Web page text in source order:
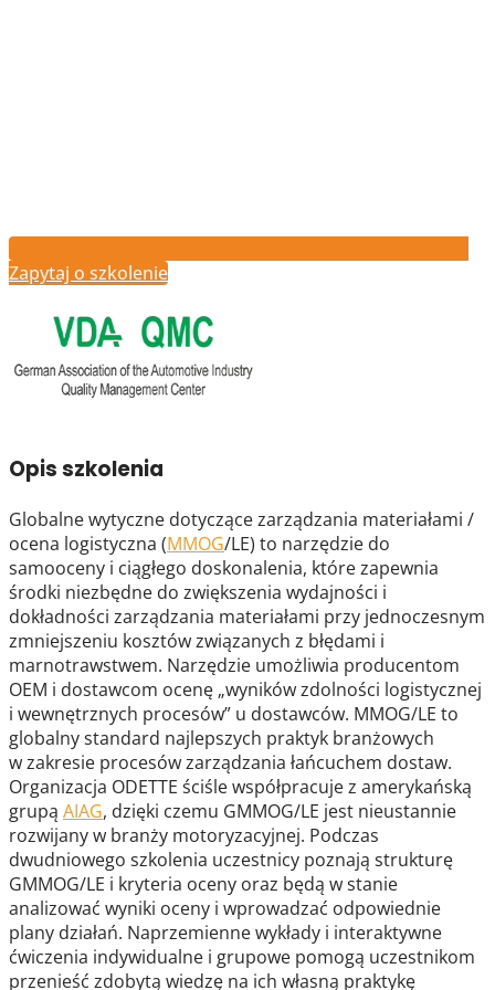
Zapytaj o szkolenie
Opis szkolenia
Globalne wytyczne dotyczące zarządzania materiałami /
ocena logistyczna (MMOG/LE) to narzędzie do
samooceny i ciągłego doskonalenia, które zapewnia
środki niezbędne do zwiększenia wydajności i
dokładności zarządzania materiałami przy jednoczesnym
zmniejszeniu kosztów związanych z błędami i
marnotrawstwem. Narzędzie umożliwia producentom
OEM i dostawcom ocenę „wyników zdolności logistycznej
i wewnętrznych procesów” u dostawców. MMOG/LE to
globalny standard najlepszych praktyk branżowych
w zakresie procesów zarządzania łańcuchem dostaw.
Organizacja ODETTE ściśle współpracuje z amerykańską
grupą AIAG, dzięki czemu GMMOG/LE jest nieustannie
rozwijany w branży motoryzacyjnej. Podczas
dwudniowego szkolenia uczestnicy poznają strukturę
GMMOG/LE i kryteria oceny oraz będą w stanie
analizować wyniki oceny i wprowadzać odpowiednie
plany działań. Naprzemienne wykłady i interaktywne
ćwiczenia indywidualne i grupowe pomogą uczestnikom
przenieść zdobytą wiedzę na ich własną praktykę